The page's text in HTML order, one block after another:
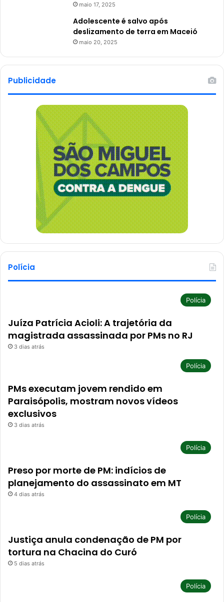
maio 17, 2025
Adolescente é salvo após
deslizamento de terra em Maceió
maio 20, 2025
Publicidade
Polícia
Polícia
Juíza Patrícia Acioli: A trajetória da
magistrada assassinada por PMs no RJ
3 dias atrás
Polícia
PMs executam jovem rendido em
Paraisópolis, mostram novos vídeos
exclusivos
3 dias atrás
Polícia
Preso por morte de PM: indícios de
planejamento do assassinato em MT
4 dias atrás
Polícia
Justiça anula condenação de PM por
tortura na Chacina do Curó
5 dias atrás
Polícia